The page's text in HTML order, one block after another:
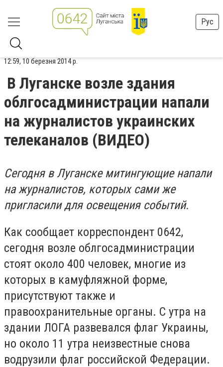
Рус
12:59, 10 березня 2014 р.
В Луганске возле здания
облгосадминистрации напали
на журналистов украинских
телеканалов (ВИДЕО)
Сегодня в Луганске митингующие напали
на журналистов, которых сами же
пригласили для освещения событий.
Как сообщает корреспондент 0642,
сегодня возле облгосадминистрации
стоят около 400 человек, многие из
которых в камуфляжной форме,
присутствуют также и
правоохранительные органы. С утра на
здании ЛОГА развевался флаг Украины,
но около 11 утра неизвестные снова
водрузили флаг российской Федерации.